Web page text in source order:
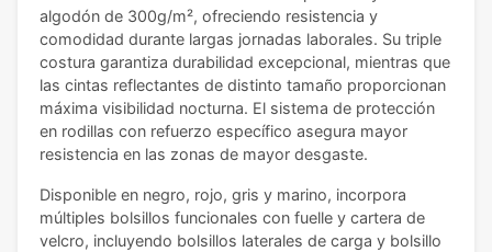
algodón de 300g/m², ofreciendo resistencia y
comodidad durante largas jornadas laborales. Su triple
costura garantiza durabilidad excepcional, mientras que
las cintas reflectantes de distinto tamaño proporcionan
máxima visibilidad nocturna. El sistema de protección
en rodillas con refuerzo específico asegura mayor
resistencia en las zonas de mayor desgaste.
Disponible en negro, rojo, gris y marino, incorpora
múltiples bolsillos funcionales con fuelle y cartera de
velcro, incluyendo bolsillos laterales de carga y bolsillo